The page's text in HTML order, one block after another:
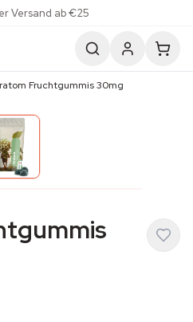
Versand ab €25
Fruchtgummis 30mg